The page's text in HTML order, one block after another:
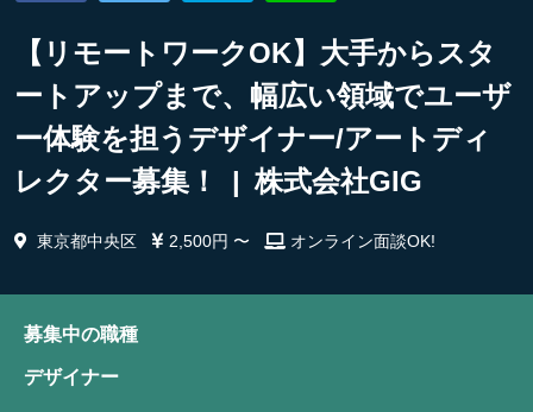
【リモートワークOK】大手からスタ
ートアップまで、幅広い領域でユーザ
ー体験を担うデザイナー/アートディ
レクター募集！ | 株式会社GIG
東京都中央区 2,500円 〜 オンライン面談OK!
募集中の職種
デザイナー